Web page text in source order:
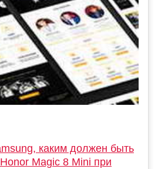
каким должен быть
Magic 8 Mini при